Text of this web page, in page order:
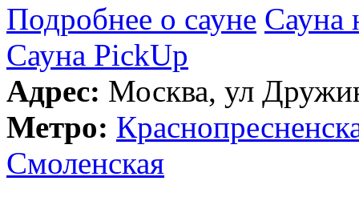
Подробнее о сауне Сауна
Сауна PickUp
Адрес: Москва, ул
Метро:
Смоленская